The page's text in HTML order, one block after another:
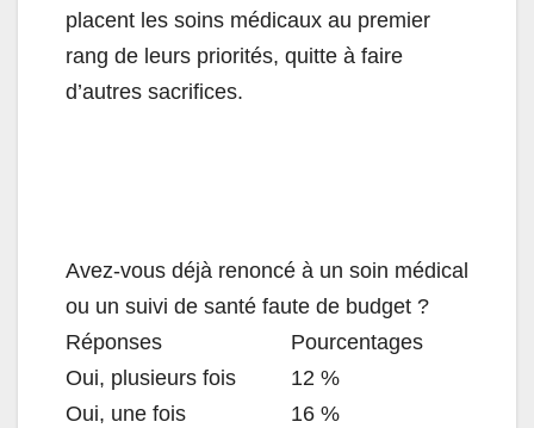
placent les soins médicaux au premier
rang de leurs priorités, quitte à faire
d’autres sacrifices.
Avez-vous déjà renoncé à un soin médical
ou un suivi de santé faute de budget ?
Réponses
Pourcentages
Oui, plusieurs fois
12 %
Oui, une fois
16 %